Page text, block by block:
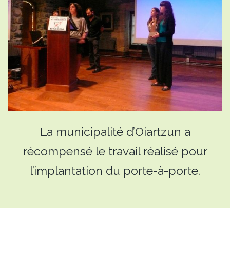
La municipalité d’Oiartzun a
récompensé le travail réalisé pour
l’implantation du porte-à-porte.